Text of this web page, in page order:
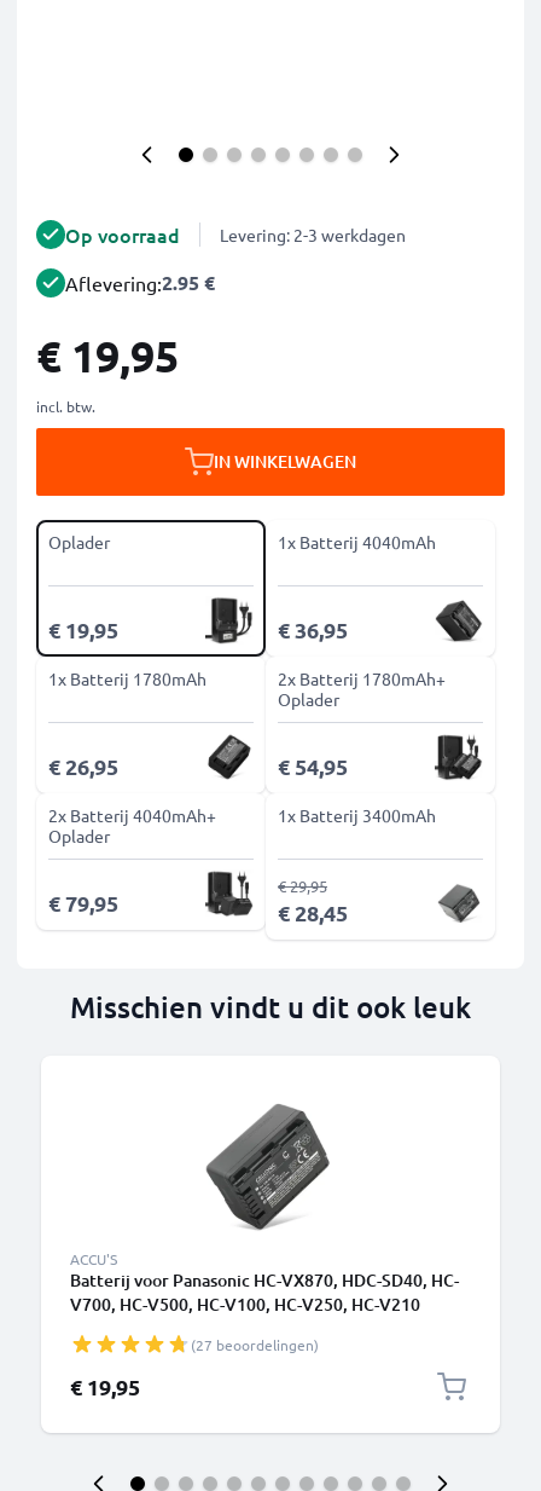
Op voorraad Levering: 2-3 werkdagen
Aflevering:2.95 €
€ 19,95
incl. btw.
IN WINKELWAGEN
Oplader
€ 19,95
1x Batterij 4040mAh
€ 36,95
1x Batterij 1780mAh
€ 26,95
2x Batterij 1780mAh+
Oplader
€ 54,95
2x Batterij 4040mAh+
Oplader
€ 79,95
1x Batterij 3400mAh
€ 28,45
€ 29,95
Misschien vindt u dit ook leuk
ACCU'S
Batterij voor Panasonic HC-VX870, HDC-SD40, HC-
V700, HC-V500, HC-V100, HC-V250, HC-V210
(27 beoordelingen)
€ 19,95